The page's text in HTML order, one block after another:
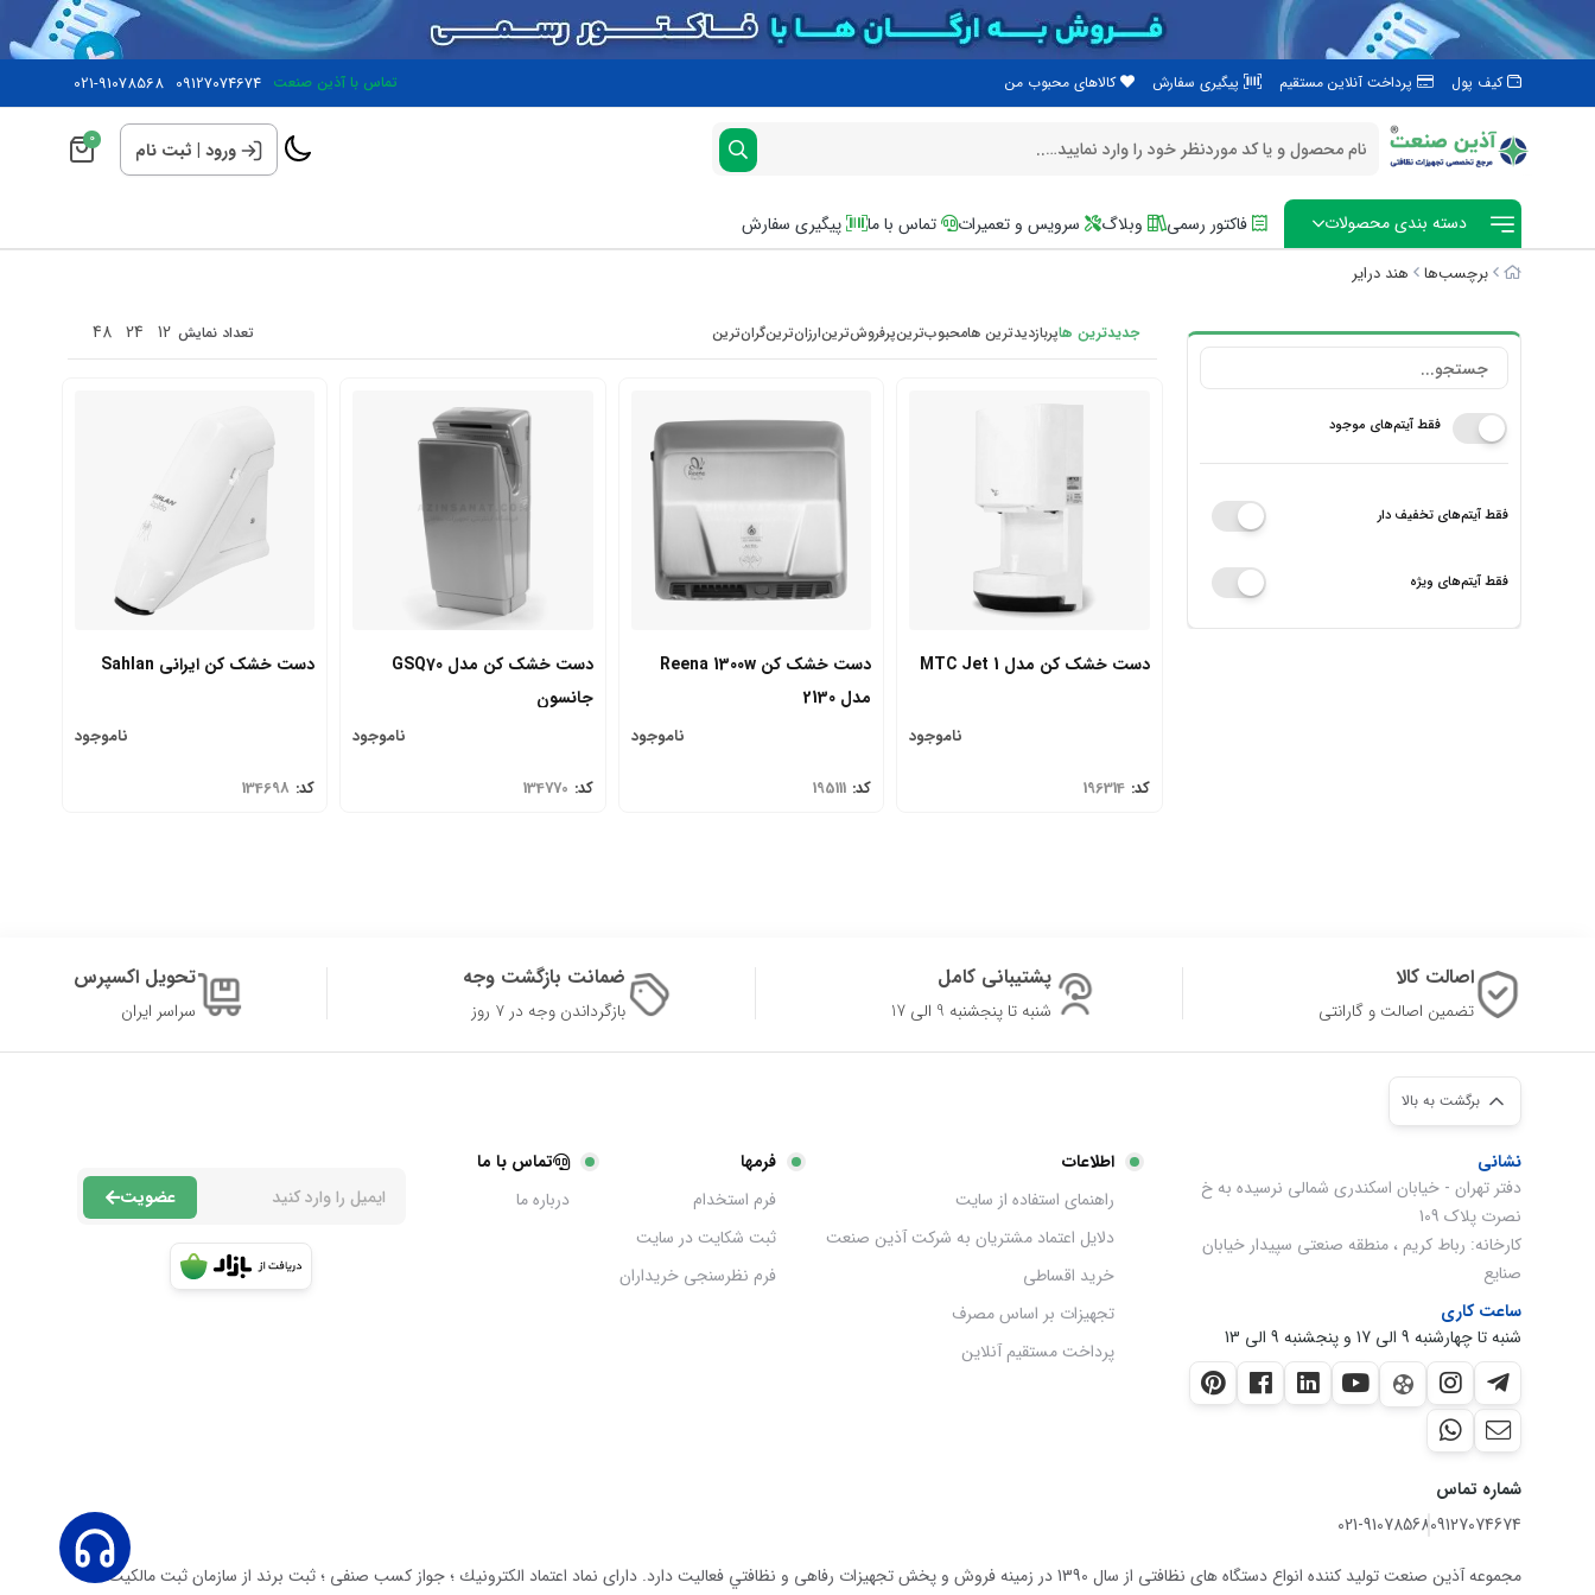
کیف پول پرداخت آنلاین مستقیم پیگیری سفارش کالاهای محبوب من تماس با آذین صنعت 09127074674
021-91078568
ورود | ثبت نام 0
دسته بندی محصولات فاکتور رسمی وبلاگ سرویس و تعمیرات تماس با ما پیگیری سفارش
برچسب‌ها هند درایر
فقط آیتم‌های موجود
فقط آیتم‌های تخفیف دار
فقط آیتم‌های ویژه
جدیدترین هاپربازدیدترین هامحبوب‌‌ترینپرفروش‌ترینارزان‌ترینگران‌ترین تعداد نمایش 12
24
48
دست خشک کن مدل MTC Jet 1
ناموجود
کد: 196314
دست خشک کن Reena 1300w
مدل 2130
ناموجود
کد: 195111
دست خشک کن مدل GSQ70
جانسون
ناموجود
کد: 134770
دست خشک کن ایرانی Sahlan
ناموجود
کد: 134698
اصالت کالا
تضمین اصالت و گارانتی
پشتیبانی کامل
شنبه تا پنجشنبه 9 الی 17
ضمانت بازگشت وجه
بازگرداندن وجه در ۷ روز
تحویل اکسپرس
سراسر ایران
برگشت به بالا
نشانی
دفتر تهران - خیابان اسکندری شمالی نرسیده به خ
نصرت پلاک 109
کارخانه: رباط کریم ، منطقه صنعتی سپیدار خیابان
صنایع
ساعت کاری
شنبه تا چهارشنبه 9 الی 17 و پنجشنبه 9 الی 13
شماره تماس
09127074674
021-91078568
اطلاعات
راهنمای استفاده از سایت
دلایل اعتماد مشتریان به شرکت آذین صنعت
خرید اقساطی
تجهیزات بر اساس مصرف
پرداخت مستقیم آنلاین
فرمها
فرم استخدام
ثبت شکایت در سایت
فرم نظرسنجی خریداران
تماس با ما
درباره ما
عضویت
مجموعه آذين صنعت توليد كننده انواع دستگاه هاى نظافتى از سال 1390 در زمينه فروش و پخش تجهيزات رفاهى و نظافتي فعاليت دارد. داراى نماد اعتماد الكترونيك ؛ جواز كسب صنفى ؛ ثبت برند از سازمان ثبت مالكيت